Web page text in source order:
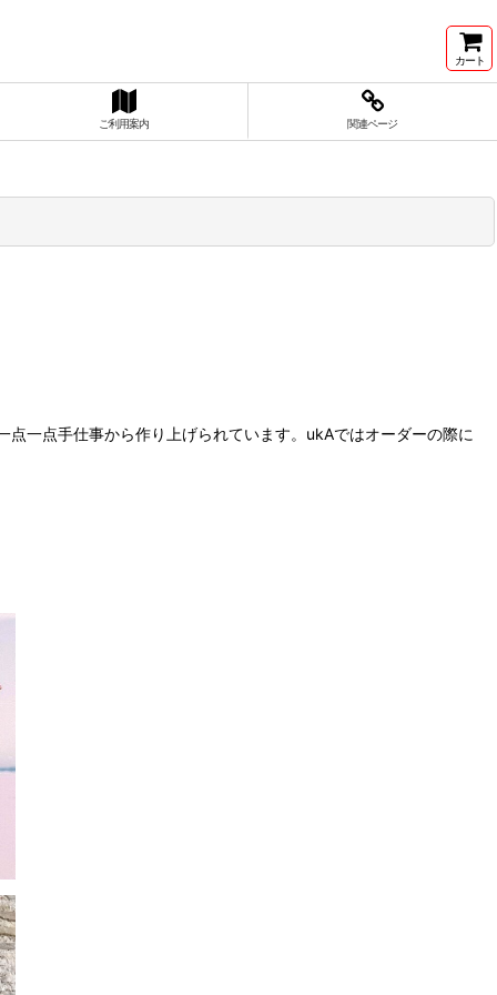
カート
ご利用案内 関連ページ
一点手仕事から作り上げられています。ukAではオーダーの際に